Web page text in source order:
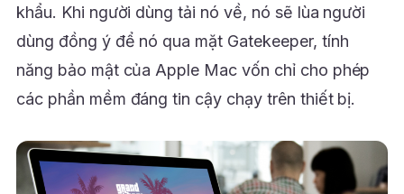
khẩu. Khi người dùng tải nó về, nó sẽ lùa người
dùng đồng ý để nó qua mặt Gatekeeper, tính
năng bảo mật của Apple Mac vốn chỉ cho phép
các phần mềm đáng tin cậy chạy trên thiết bị.